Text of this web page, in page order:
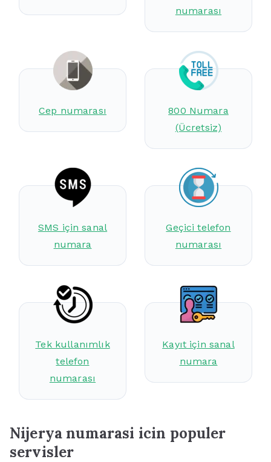
numarası
Cep numarası
800 Numara
(Ücretsiz)
SMS için sanal
numara
Geçici telefon
numarası
Tek kullanımlık
telefon
numarası
Kayıt için sanal
numara
Nijerya numarasi icin populer
servisler